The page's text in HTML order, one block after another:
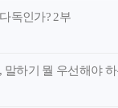
독인가? 2부
말하기 뭘 우선해야